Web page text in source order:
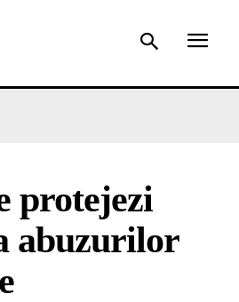
protejezi
abuzurilor